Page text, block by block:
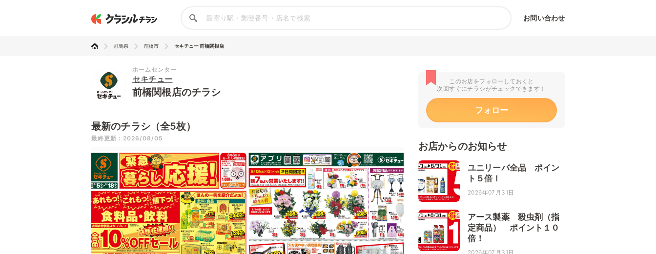
お問い合わせ
群馬県 前橋市 セキチュー 前橋関根店
ホームセンター
セキチュー
前橋関根店のチラシ
最新のチラシ（全5枚）
最終更新：2026/08/05
このお店をフォローしておくと
次回すぐにチラシがチェックできます！
フォロー
お店からのお知らせ
ユニリーバ全品 ポイン
ト５倍！
2026年07月31日
アース製薬 殺虫剤（指
定商品） ポイント１０
倍！
2026年07月31日